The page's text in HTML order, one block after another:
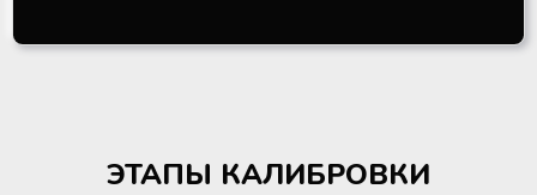
ЭТАПЫ КАЛИБРОВКИ